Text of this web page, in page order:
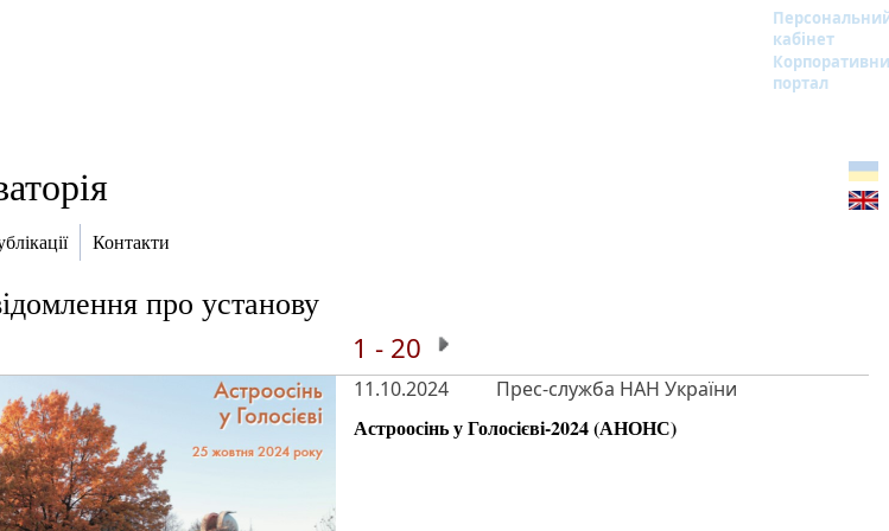
кабінет
портал
Контакти
про установу
1 - 20
11.10.2024 Прес-служба НАН України
Астроосінь у Голосієві-2024 (АНОНС)